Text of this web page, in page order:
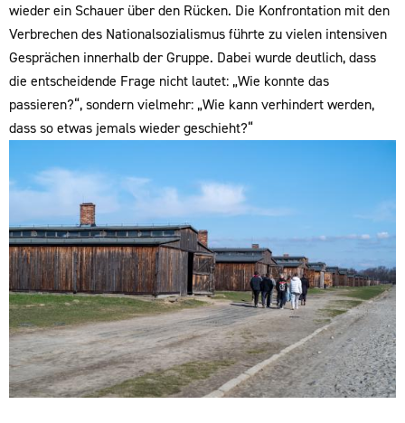
wieder ein Schauer über den Rücken. Die Konfrontation mit den
Verbrechen des Nationalsozialismus führte zu vielen intensiven
Gesprächen innerhalb der Gruppe. Dabei wurde deutlich, dass
die entscheidende Frage nicht lautet: „Wie konnte das
passieren?“, sondern vielmehr: „Wie kann verhindert werden,
dass so etwas jemals wieder geschieht?“